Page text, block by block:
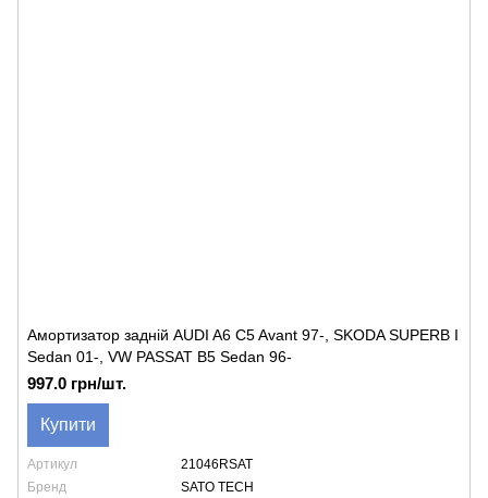
Амортизатор задній AUDI A6 C5 Avant 97-, SKODA SUPERB I
Sedan 01-, VW PASSAT B5 Sedan 96-
997.0 грн/шт.
Купити
Артикул
21046RSAT
Бренд
SATO TECH